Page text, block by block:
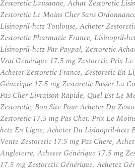
Zestoretic Lausanne, Achat Zestoretic
Zestoretic Le Moins Cher Sans
Lisinopril-hctz Toulouse, Acheter
Zestoretic Pharmacie France, Lisinopril-
Lisinopril-hctz Par Paypal, Zestoretic
Vrai Générique 17.5 mg Zestoretic Prix
Acheter Zestoretic France, Zestoretic En
Générique 17.5 mg Zestoretic Passer La
Pas Cher Livraison Rapide, Quel Est Le
Zestoretic, Bon Site Pour Acheter Du
Zestoretic 17.5 mg Pas Cher, Prix Le
hctz En Ligne, Acheter Du Lisinopril-hctz
Vente Zestoretic 17.5 mg Pas Chere,
Angleterre, Acheter Générique 17.5 mg
17.5 mg Zestoretic Générique, Achetez